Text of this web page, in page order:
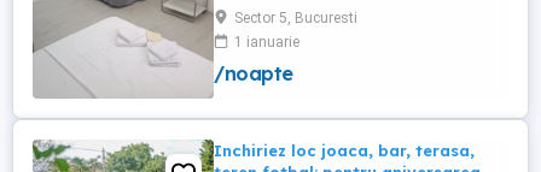
Antreprenoriatului si Turismului închiriază
in regim hotelier in zona Drumul Taberei -
Ghencea diferite tipuri de camere Camera
single cu o suprafață totală de 16mp
cu o suprafață totală de ...
Sector 5, Bucuresti
1 ianuarie
/noapte
Inchiriez loc joaca, bar, terasa,